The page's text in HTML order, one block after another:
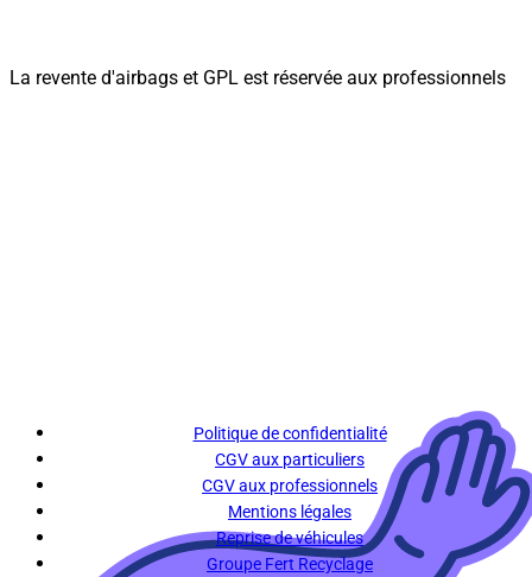
La revente d'airbags et GPL est réservée aux professionnels
Politique de confidentialité
CGV aux particuliers
CGV aux professionnels
Mentions légales
Reprise de véhicules
Groupe Fert Recyclage